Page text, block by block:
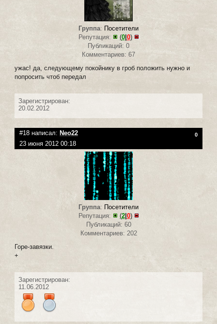
Группа: Посетители
Репутация:
(0| 0)
Публикаций: 0
Комментариев: 67
ужас! да, следующему покойнику в гроб положить нужно и
попросить чтоб передал
Зарегистрирован:
20.02.2012
#18 написал: Neo22 0
23 июня 2012 00:18
Группа: Посетители
Репутация:
(2| 0)
Публикаций: 60
Комментариев: 202
Горе-завязки.
+
Зарегистрирован:
11.06.2012